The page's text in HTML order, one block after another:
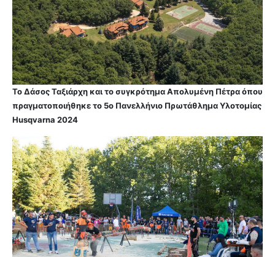
Το Δάσος Ταξιάρχη και το συγκρότημα Απολυμένη Πέτρα όπου
πραγματοποιήθηκε το 5ο Πανελλήνιο Πρωτάθλημα Υλοτομίας
Husqvarna 2024